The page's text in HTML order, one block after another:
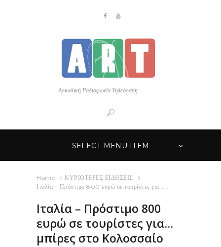
Αρκαδική Ραδιοφωνία Τηλεόραση
SELECT MENU ITEM
Home
ΚΥΡΙΟΤΕΡΕΣ ΕΙΔΗΣΕΙΣ
Ιταλία – Πρόστιμο 800 ευρώ σε τουρίστες για…...
Ιταλία – Πρόστιμο 800
ευρώ σε τουρίστες για…
μπίρες στο Κολοσσαίο